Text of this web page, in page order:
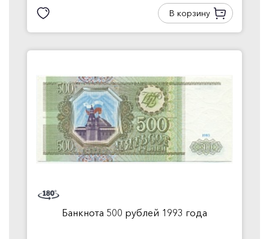
В корзину
Банкнота 500 рублей 1993 года